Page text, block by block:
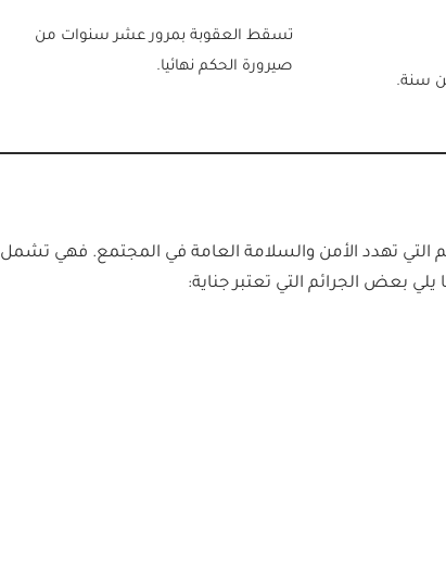
سنة.
تسقط العقوبة بمرور عشر سنوات من
صيرورة الحكم نهائيا.
التي تهدد الأمن والسلامة العامة في المجتمع. فهي تشمل
بعض الجرائم التي تعتبر جناية: